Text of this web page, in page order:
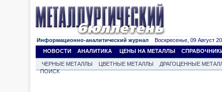
Информационно-аналитический журнал Воскресенье, 09 Август
НОВОСТИ
АНАЛИТИКА ЦЕНЫ НА МЕТАЛЛЫ
ЧЕРНЫЕ МЕТАЛЛЫ ЦВЕТНЫЕ МЕТАЛЛЫ
ДРАГОЦЕННЫЕ
ПОИСК